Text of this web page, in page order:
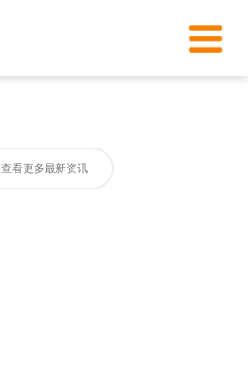
查看更多最新资讯